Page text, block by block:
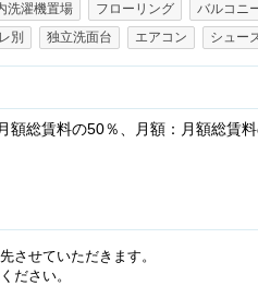
洗濯機置場 フローリング バルコニ
別 独立洗面台 エアコン シュー
総賃料の50％、月額：月額総賃料
させていただきます。
ださい。